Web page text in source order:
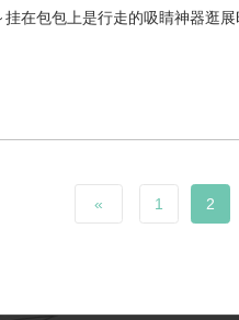
在包包上是行走的吸睛神器逛
« 1 2